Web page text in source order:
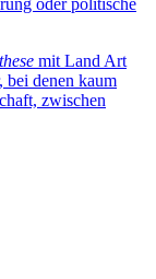
oder politische
mit Land Art
denen kaum
zwischen